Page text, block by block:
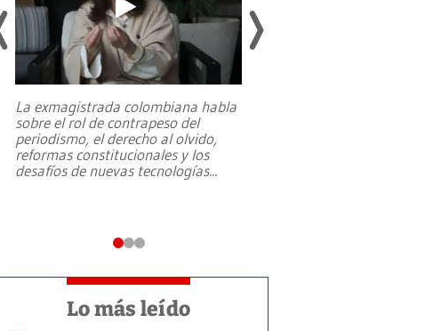
La exmagistrada colombiana habla
sobre el rol de contrapeso del
periodismo, el derecho al olvido,
reformas constitucionales y los
desafíos de nuevas tecnologías...
Lo más leído